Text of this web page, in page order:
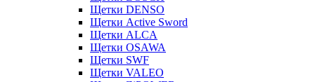
Щетки DENSO
Щетки Active Sword
Щетки ALCA
Щетки OSAWA
Щетки SWF
Щетки VALEO